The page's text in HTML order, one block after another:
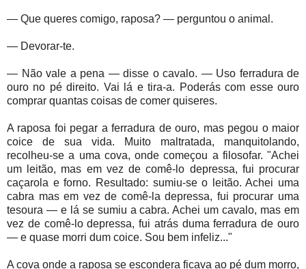
— Que queres comigo, raposa? — perguntou o animal.
— Devorar-te.
— Não vale a pena — disse o cavalo. — Uso ferradura de
ouro no pé direito. Vai lá e tira-a. Poderás com esse ouro
comprar quantas coisas de comer quiseres.
A raposa foi pegar a ferradura de ouro, mas pegou o maior
coice de sua vida. Muito maltratada, manquitolando,
recolheu-se a uma cova, onde começou a filosofar. "Achei
um leitão, mas em vez de comê-lo depressa, fui procurar
caçarola e forno. Resultado: sumiu-se o leitão. Achei uma
cabra mas em vez de comê-la depressa, fui procurar uma
tesoura — e lá se sumiu a cabra. Achei um cavalo, mas em
vez de comê-lo depressa, fui atrás duma ferradura de ouro
— e quase morri dum coice. Sou bem infeliz..."
A cova onde a raposa se escondera ficava ao pé dum morro,